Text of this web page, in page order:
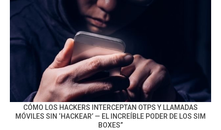
CÓMO LOS HACKERS INTERCEPTAN OTPS Y LLAMADAS
MÓVILES SIN ‘HACKEAR’ — EL INCREÍBLE PODER DE LOS SIM
BOXES”